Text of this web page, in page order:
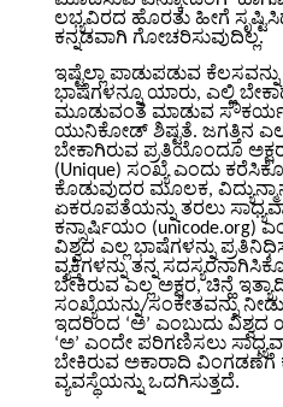
ಲಭ್ಯವಿರದ ಹೊರತು ಹೀಗೆ
ಕನ್ನಡವಾಗಿ ಗೋಚರಿಸುವುದಿಲ್ಲ.
ಇಷ್ಟೆಲ್ಲಾ ಪಾಡುಪಡುವ
ಭಾಷೆಗಳನ್ನೂ ಯಾರು, ಎಲ್ಲಿ
ಮೂಡುವಂತೆ ಮಾಡುವ
ಯುನಿಕೋಡ್ ಶಿಷ್ಟತೆ. ಜಗತ್ತಿನ
ಬೇಕಾಗಿರುವ ಪ್ರತಿಯೊಂದೂ
(Unique) ಸಂಖ್ಯೆ ಎಂದು
ಕೊಡುವುದರ ಮೂಲಕ,
ಏಕರೂಪತೆಯನ್ನು ತರಲು
ಕನ್ಸಾರ್ಷಿಯಂ (unicode.org)
ವಿಶ್ವದ ಎಲ್ಲ ಭಾಷೆಗಳನ್ನು
ವ್ಯಕ್ತಿಗಳನ್ನು ತನ್ನ
ಬೇಕಿರುವ ಎಲ್ಲ ಅಕ್ಷರ, ಚಿನ್ಹೆ
ಸಂಖ್ಯೆಯನ್ನು/ಸಂಕೇತವನ್ನು
ಇದರಿಂದ ‘ಅ’ ಎಂಬುದು ವಿಶ್ವದ
‘ಅ’ ಎಂದೇ ಪರಿಗಣಿಸಲು
ಬೇಕಿರುವ ಅಕಾರಾದಿ
ವ್ಯವಸ್ಥೆಯನ್ನು ಒದಗಿಸುತ್ತದೆ.